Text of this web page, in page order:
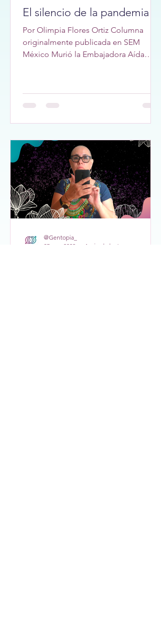
El silencio de la pandemia
Por Olimpia Flores Ortiz Columna
originalmente publicada en SEM
México Murió la Embajadora Aída
@Gentopia_
25 ene 2022
4 min de lectura